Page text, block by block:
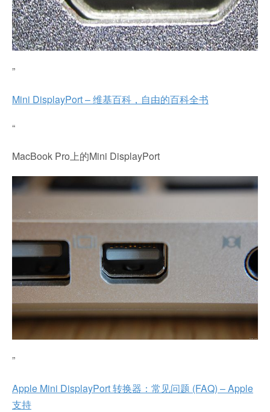
”
Mini DisplayPort – 维基百科，自由的百科全书
“
MacBook Pro上的Mini DisplayPort
”
Apple Mini DisplayPort 转换器：常见问题 (FAQ) – Apple
支持